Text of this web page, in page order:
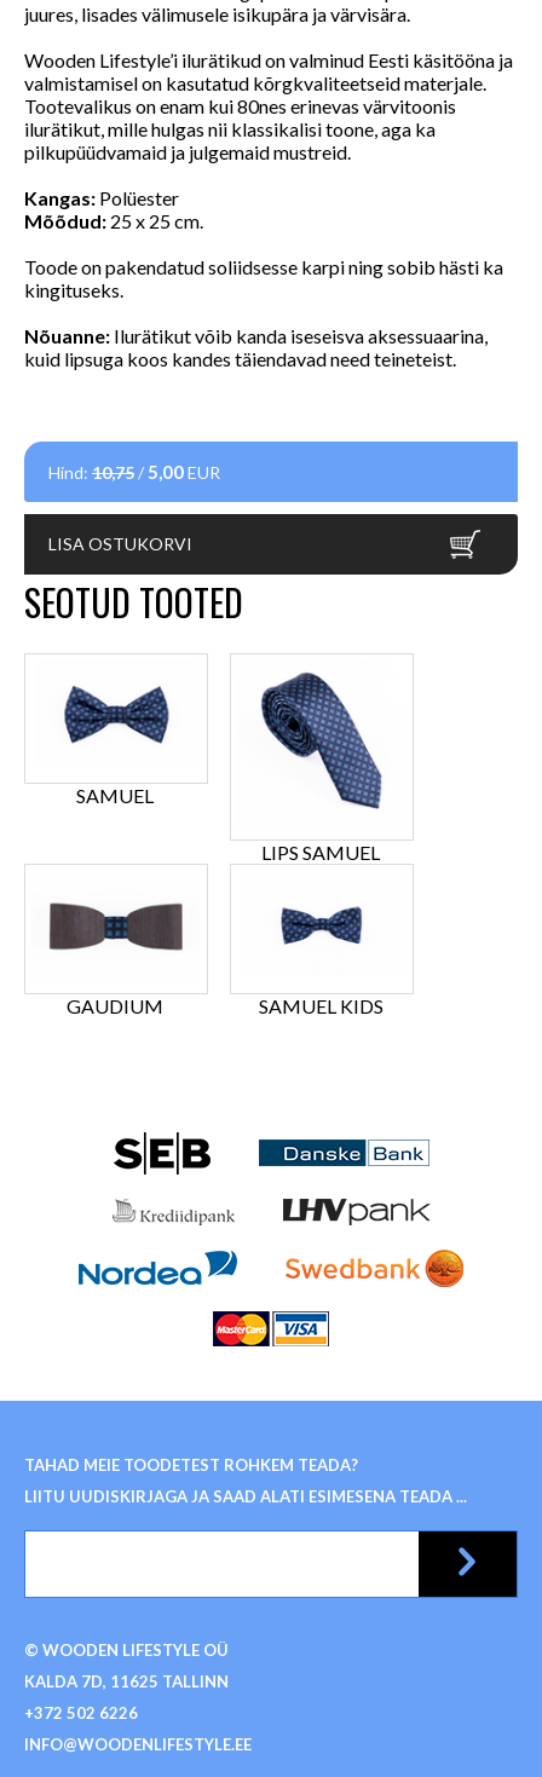
juures, lisades välimusele isikupära ja värvisära.
Wooden Lifestyle’i ilurätikud on valminud Eesti käsitööna ja
valmistamisel on kasutatud kõrgkvaliteetseid materjale.
Tootevalikus on enam kui 80nes erinevas värvitoonis
ilurätikut, mille hulgas nii klassikalisi toone, aga ka
pilkupüüdvamaid ja julgemaid mustreid.
Kangas: Polüester
Mõõdud: 25 x 25 cm.
Toode on pakendatud soliidsesse karpi ning sobib hästi ka
kingituseks.
Nõuanne: Ilurätikut võib kanda iseseisva aksessuaarina,
kuid lipsuga koos kandes täiendavad need teineteist.
Hind: 10,75/ 5,00EUR
LISA OSTUKORVI
SEOTUD TOOTED
SAMUEL
LIPS SAMUEL
GAUDIUM SAMUEL KIDS
TAHAD MEIE TOODETEST ROHKEM TEADA?
LIITU UUDISKIRJAGA JA SAAD ALATI ESIMESENA TEADA ...
© WOODEN LIFESTYLE OÜ
KALDA 7D, 11625 TALLINN
+372 502 6226
INFO@WOODENLIFESTYLE.EE